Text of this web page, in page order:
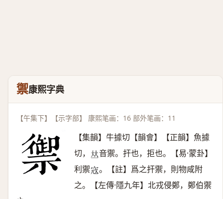
禦康熙字典
【午集下】【示字部】 康熙笔画：16 部外笔画：11
【集韻】牛據切【韻會】【正韻】魚據
切， 𠀤音禦。扞也，拒也。【易·蒙卦】
利禦𡨥 。【註】爲之扞禦，則物咸附
之。【左傳·隱九年】北戎侵鄭，鄭伯禦